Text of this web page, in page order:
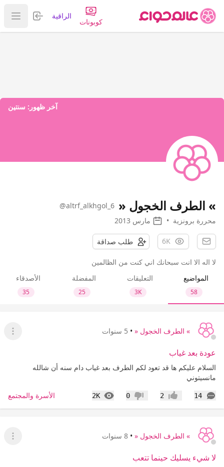
كوبونات
الراقية تسجيل
عرض
آخر ظهور: سنتين
» الطرف الخجول « @altrf_alkhgol_6
محررة برونزية • مارس 2013
6K طلب صداقة
لا اله الا انت سبحانك اني كنت من الظالمين
المواضيع
58
التعليقات
3K
المفضلة
25
الأصدقاء
35
» الطرف الخجول « • 5 سنوات
عرض
عودة بعد غياب
السلام عليكم ها قد تعود لكم الطرف بعد غياب دام سنه أن شالله
مانسيتوني
14
التعليقات إعجاب2 عدم إعجاب
0
2K
المشاهدات الأسرة والمجتمع
» الطرف الخجول « • 8 سنوات
عرض
لا شيء يسليك حينما تتعب